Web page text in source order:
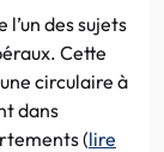
des sujets
Cette
circulaire à
dans
(lire